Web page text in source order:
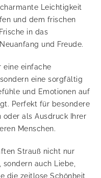
Leichtigkeit
und dem frischen
in das
und Freude.
eine einfache
eine sorgfältig
und Emotionen auf
Perfekt für besondere
oder als Ausdruck Ihrer
Menschen.
Strauß nicht nur
sondern auch Liebe,
die zeitlose Schönheit